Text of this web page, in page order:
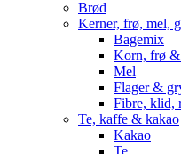
Brød
Kerner, frø, mel,
Bagemix
Korn, frø &
Mel
Flager &
Fibre, klid,
Te, kaffe & kakao
Kakao